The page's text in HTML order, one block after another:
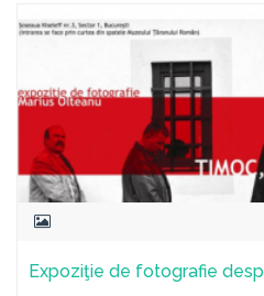
Expoziţie de fotografie